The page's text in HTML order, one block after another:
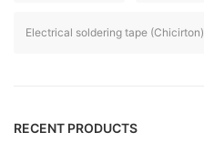
Electrical soldering tape (Chicirton)
RECENT PRODUCTS